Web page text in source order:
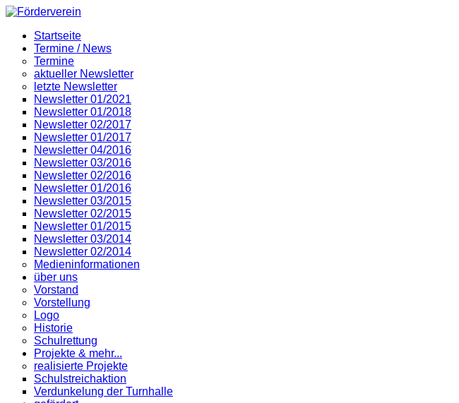
Startseite
Termine / News
Termine
aktueller Newsletter
letzte Newsletter
Newsletter 01/2021
Newsletter 01/2018
Newsletter 02/2017
Newsletter 01/2017
Newsletter 04/2016
Newsletter 03/2016
Newsletter 02/2016
Newsletter 01/2016
Newsletter 03/2015
Newsletter 02/2015
Newsletter 01/2015
Newsletter 03/2014
Newsletter 02/2014
Medieninformationen
über uns
Vorstand
Vorstellung
Logo
Historie
Schulrettung
Projekte & mehr...
realisierte Projekte
Schulstreichaktion
Verdunkelung der Turnhalle